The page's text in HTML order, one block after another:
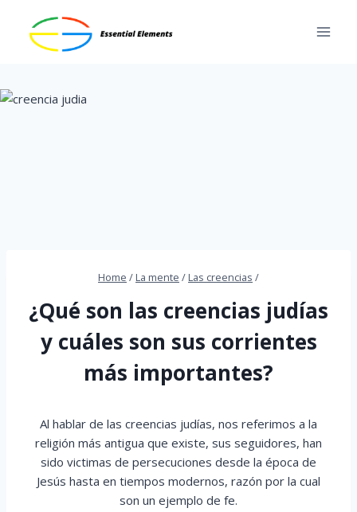
content
Home / La mente / Las creencias /
¿Qué son las creencias judías
y cuáles son sus corrientes
más importantes?
Al hablar de las creencias judías, nos referimos a la
religión más antigua que existe, sus seguidores, han
sido victimas de persecuciones desde la época de
Jesús hasta en tiempos modernos, razón por la cual
son un ejemplo de fe.